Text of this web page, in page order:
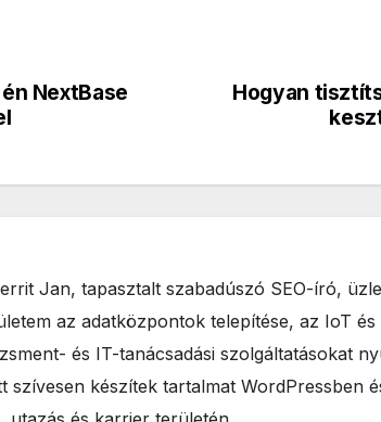
Hogyan
NextBase
Jan, tapasztalt szabadúszó SEO-író,
az adatközpontok telepítése, az IoT és
és IT-tanácsadási szolgáltatásokat
szívesen készítek tartalmat WordPressben